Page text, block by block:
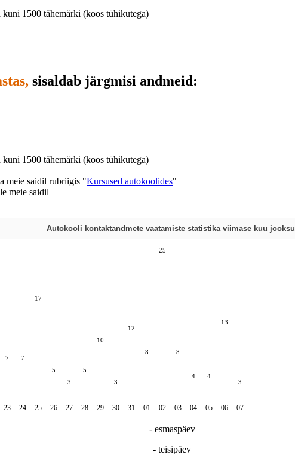
1500 tähemärki (koos tühikutega)
sisaldab järgmisi andmeid:
1500 tähemärki (koos tühikutega)
meie saidil rubriigis "Kursused autokoolides"
meie saidil
Autokooli kontaktandmete vaatamiste statistika viimase kuu jooksul
7
23
7
24
17
25
5
26
3
27
5
28
10
29
3
30
12
31
8
01
25
02
8
03
4
04
4
05
13
06
3
07
- esmaspäev
- teisipäev